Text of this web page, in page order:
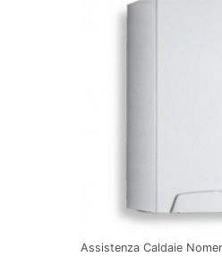
Assistenza Caldaie